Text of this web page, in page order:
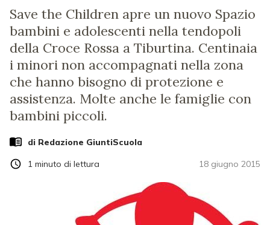
Save the Children apre un nuovo Spazio
bambini e adolescenti nella tendopoli
della Croce Rossa a Tiburtina. Centinaia
i minori non accompagnati nella zona
che hanno bisogno di protezione e
assistenza. Molte anche le famiglie con
bambini piccoli.
di Redazione GiuntiScuola
18 giugno 2015
1 minuto di lettura